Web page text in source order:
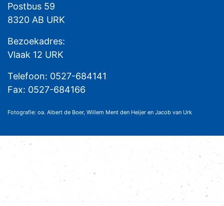
Postbus 59
8320 AB URK
Bezoekadres:
Vlaak 12 URK
Telefoon: 0527-684141
Fax: 0527-684166
Fotografie: oa. Albert de Boer, Willem Ment den Heijer en Jacob van Urk